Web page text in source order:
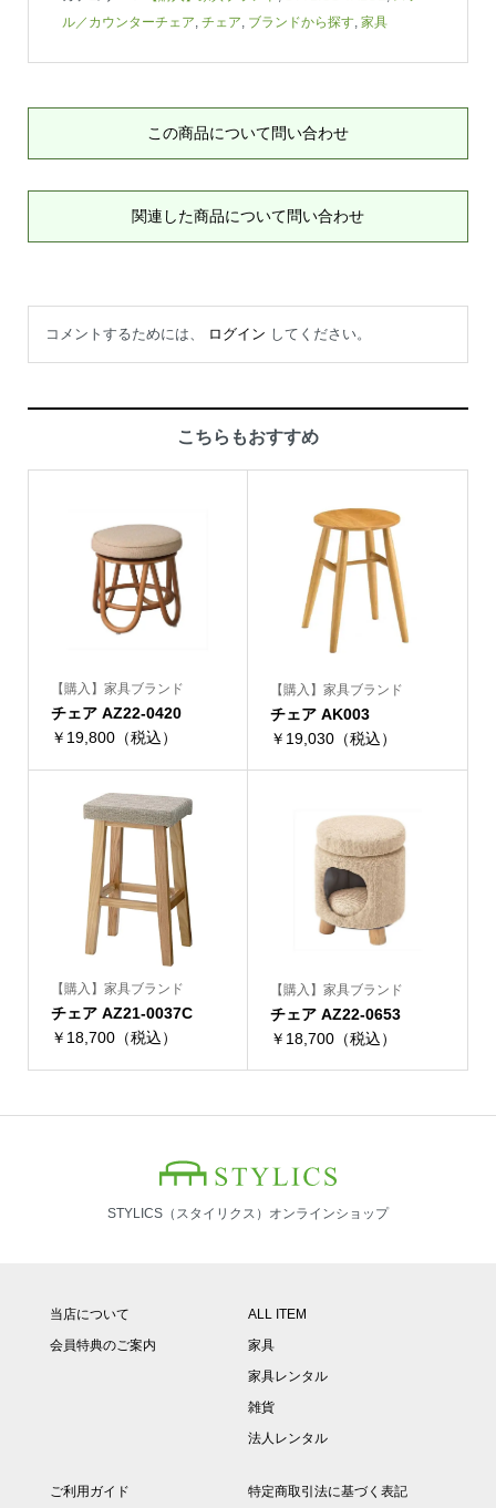
ル／カウンターチェア, チェア, ブランドから探す, 家具
この商品について問い合わせ
関連した商品について問い合わせ
コメントするためには、 ログイン してください。
こちらもおすすめ
【購入】家具ブランド
チェア AZ22-0420
￥19,800（税込）
【購入】家具ブランド
チェア AK003
￥19,030（税込）
【購入】家具ブランド
チェア AZ21-0037C
￥18,700（税込）
【購入】家具ブランド
チェア AZ22-0653
￥18,700（税込）
STYLICS（スタイリクス）オンラインショップ
当店について
会員特典のご案内
ALL ITEM
家具
家具レンタル
雑貨
法人レンタル
ご利用ガイド 特定商取引法に基づく表記